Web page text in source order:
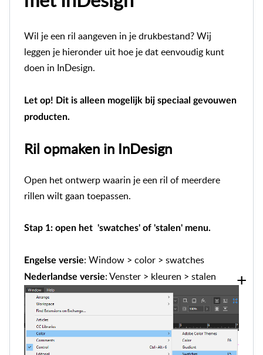
Wil je een ril aangeven in je drukbestand? Wij
leggen je hieronder uit hoe je dat eenvoudig kunt
doen in InDesign.
Let op! Dit is alleen mogelijk bij speciaal gevouwen
producten.
Ril opmaken in InDesign
Open het ontwerp waarin je een ril of meerdere
rillen wilt gaan toepassen.
Stap 1: open het 'swatches' of 'stalen' menu.
Engelse versie: Window > color > swatches
Nederlandse versie: Venster > kleuren > stalen